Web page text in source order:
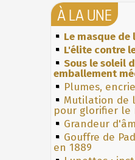
À LA UNE
Le masque
L'élite contre
Sous le soleil
emballement
Plumes,
Mutilation de
pour glorifier le
Grandeur
Gouffre de
en 1889